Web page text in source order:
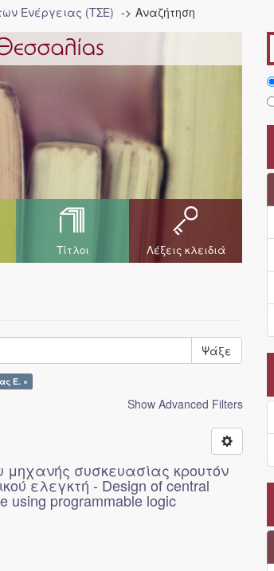
Ενέργειας (ΤΣΕ) Αναζήτηση
Τίτλοι Λέξεις κλειδιά
Ψάξε
Ε. ×
Show Advanced Filters
μηχανής συσκευασίας κρουτόν
ελεγκτή - Design of central
using programmable logic